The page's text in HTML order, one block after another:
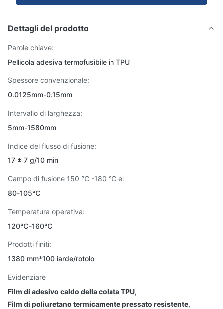
Dettagli del prodotto
Parole chiave:
Pellicola adesiva termofusibile in TPU
Spessore convenzionale:
0.0125mm-0.15mm
Intervallo di larghezza:
5mm-1580mm
Indice del flusso di fusione:
17 ± 7 g/10 min
Campo di fusione 150 ℃ -180 ℃ e:
80-105℃
Temperatura operativa:
120℃-160℃
Prodotti finiti:
1380 mm*100 iarde/rotolo
Evidenziare
Film di adesivo caldo della colata TPU,
Film di poliuretano termicamente pressato resistente,